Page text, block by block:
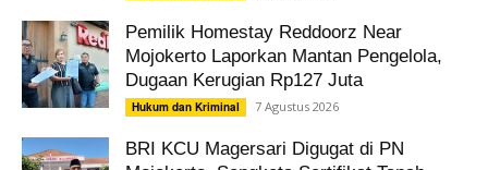
Pemilik Homestay Reddoorz Near
Mojokerto Laporkan Mantan Pengelola,
Dugaan Kerugian Rp127 Juta
Hukum dan Kriminal 7 Agustus 2026
BRI KCU Magersari Digugat di PN